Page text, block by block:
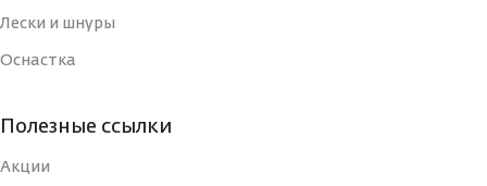
Лески и шнуры
Оснастка
Полезные ссылки
Акции